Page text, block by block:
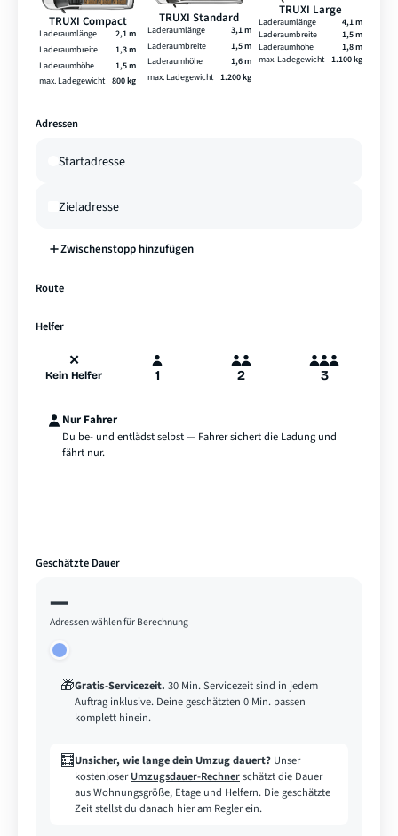
TRUXI Compact
Laderaumlänge
2,1 m
Laderaumbreite
1,3 m
Laderaumhöhe
1,5 m
max. Ladegewicht 800 kg
TRUXI Standard
Laderaumlänge
3,1 m
Laderaumbreite
1,5 m
Laderaumhöhe
1,6 m
max. Ladegewicht
1.200 kg
TRUXI Large
Laderaumlänge
4,1 m
Laderaumbreite
1,5 m
Laderaumhöhe
1,8 m
max. Ladegewicht 1.100 kg
Adressen
Zwischenstopp hinzufügen
Route
Helfer
✕
Kein Helfer 1 2 3
Nur Fahrer
Du be- und entlädst selbst — Fahrer sichert die Ladung und
fährt nur.
Geschätzte Dauer
—
Adressen wählen für Berechnung
🎁Gratis-Servicezeit. 30 Min. Servicezeit sind in jedem
Auftrag inklusive. Deine geschätzten 0 Min. passen
komplett hinein.
🧮Unsicher, wie lange dein Umzug dauert? Unser
kostenloserUmzugsdauer-Rechnerschätzt die Dauer
aus Wohnungsgröße, Etage und Helfern. Die geschätzte
Zeit stellst du danach hier am Regler ein.